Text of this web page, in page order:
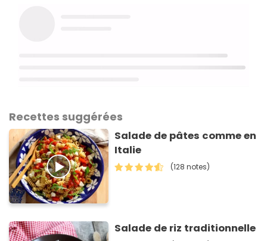
Recettes suggérées
Salade de pâtes comme en
Italie
(128 notes)
Salade de riz traditionnelle